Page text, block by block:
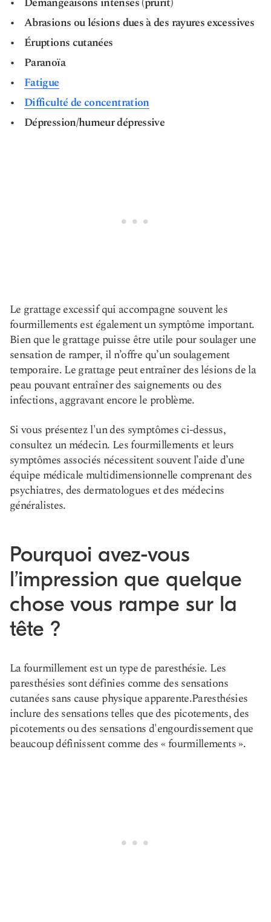
Abrasions ou lésions dues à des rayures excessives
Éruptions cutanées
Paranoïa
Fatigue
Difficulté de concentration
Dépression/humeur dépressive
Le grattage excessif qui accompagne souvent les
fourmillements est également un symptôme important.
Bien que le grattage puisse être utile pour soulager une
sensation de ramper, il n’offre qu’un soulagement
temporaire. Le grattage peut entraîner des lésions de la
peau pouvant entraîner des saignements ou des
infections, aggravant encore le problème.
Si vous présentez l'un des symptômes ci-dessus,
consultez un médecin. Les fourmillements et leurs
symptômes associés nécessitent souvent l’aide d’une
équipe médicale multidimensionnelle comprenant des
psychiatres, des dermatologues et des médecins
généralistes.
Pourquoi avez-vous
l’impression que quelque
chose vous rampe sur la
tête ?
La fourmillement est un type de paresthésie. Les
paresthésies sont définies comme des sensations
cutanées sans cause physique apparente.Paresthésies
inclure des sensations telles que des picotements, des
picotements ou des sensations d'engourdissement que
beaucoup définissent comme des « fourmillements ».